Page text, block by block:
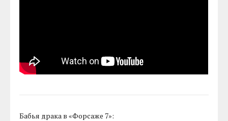
Бабья драка в «Форсаже 7»: